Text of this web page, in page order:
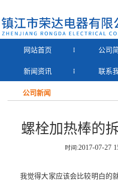
网站首页 公司
新闻资讯 联系
公司新闻
螺栓加热棒的
时间:2017-07-27
我觉得大家应该会比较明白的